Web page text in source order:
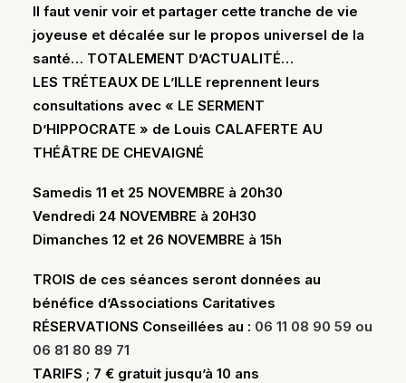
Il faut venir voir et partager cette tranche de vie
joyeuse et décalée sur le propos universel de la
santé… TOTALEMENT D’ACTUALITÉ…
LES TRÉTEAUX DE L’ILLE reprennent leurs
consultations avec « LE SERMENT
D’HIPPOCRATE » de Louis CALAFERTE AU
THÉÂTRE DE CHEVAIGNÉ
Samedis 11 et 25 NOVEMBRE à 20h30
Vendredi 24 NOVEMBRE à 20H30
Dimanches 12 et 26 NOVEMBRE à 15h
TROIS de ces séances seront données au
bénéfice d’Associations Caritatives
RÉSERVATIONS Conseillées au : 06 11 08 90 59 ou
06 81 80 89 71
TARIFS ; 7 € gratuit jusqu’à 10 ans